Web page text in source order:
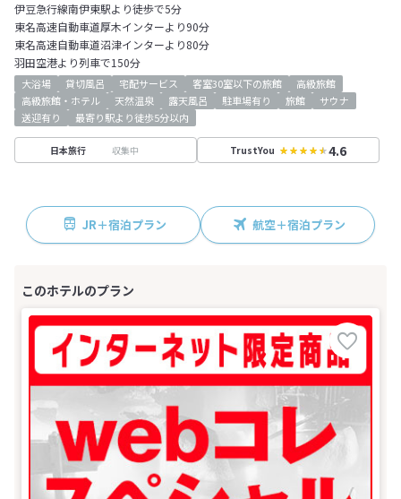
伊豆急行線南伊東駅より徒歩で5分
東名高速自動車道厚木インターより90分
東名高速自動車道沼津インターより80分
羽田空港より列車で150分
大浴場 貸切風呂 宅配サービス 客室30室以下の旅館
高級旅館
高級旅館・ホテル
天然温泉 露天風呂 駐車場有り 旅館
サウナ
送迎有り
最寄り駅より徒歩5分以内
日本旅行 収集中 TrustYou 4.6
JR＋宿泊プラン 航空＋宿泊プラン